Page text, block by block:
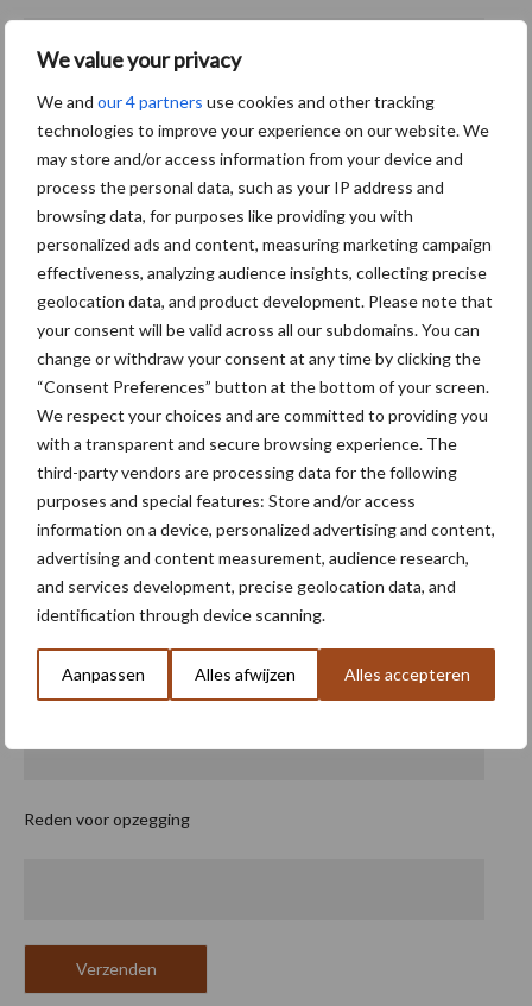
We value your privacy
We and our 4 partners use cookies and other tracking
technologies to improve your experience on our website. We
may store and/or access information from your device and
process the personal data, such as your IP address and
browsing data, for purposes like providing you with
personalized ads and content, measuring marketing campaign
effectiveness, analyzing audience insights, collecting precise
geolocation data, and product development. Please note that
your consent will be valid across all our subdomains. You can
change or withdraw your consent at any time by clicking the
“Consent Preferences” button at the bottom of your screen.
We respect your choices and are committed to providing you
with a transparent and secure browsing experience. The
third-party vendors are processing data for the following
purposes and special features: Store and/or access
information on a device, personalized advertising and content,
advertising and content measurement, audience research,
and services development, precise geolocation data, and
identification through device scanning.
Aanpassen Alles afwijzen Alles accepteren
Postcode
E-mailadres *
Mobiel
Reden voor opzegging